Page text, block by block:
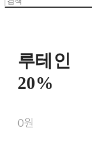
루테인
20%
0원